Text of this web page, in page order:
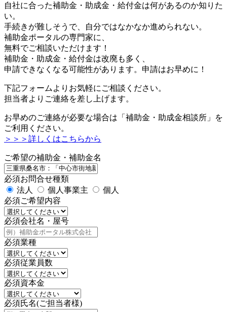
自社に合った補助金・助成金・給付金は何があるのか知りた
い。
手続きが難しそうで、自分ではなかなか進められない。
補助金ポータルの専門家に、
無料でご相談いただけます！
補助金・助成金・給付金は改廃も多く、
申請できなくなる可能性があります。申請はお早めに！
下記フォームよりお気軽にご相談ください。
担当者よりご連絡を差し上げます。
お早めのご連絡が必要な場合は「補助金・助成金相談所」を
ご利用ください。
＞＞＞詳しくはこちらから
ご希望の補助金・補助金名
必須お問合せ種類
法人
個人事業主
個人
必須ご希望内容
必須会社名・屋号
必須業種
必須従業員数
必須資本金
必須氏名(ご担当者様)